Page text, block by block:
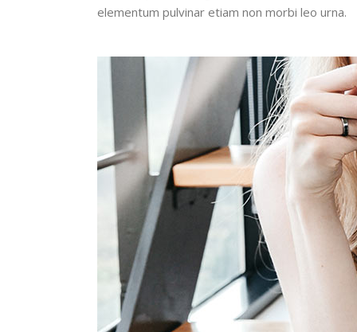
elementum pulvinar etiam non morbi leo urna.